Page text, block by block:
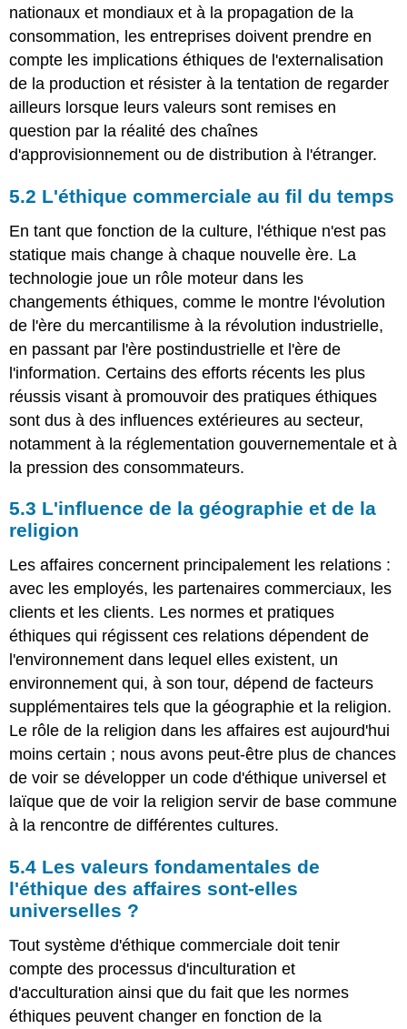
nationaux et mondiaux et à la propagation de la
consommation, les entreprises doivent prendre en
compte les implications éthiques de l'externalisation
de la production et résister à la tentation de regarder
ailleurs lorsque leurs valeurs sont remises en
question par la réalité des chaînes
d'approvisionnement ou de distribution à l'étranger.
5.2 L'éthique commerciale au fil du temps
En tant que fonction de la culture, l'éthique n'est pas
statique mais change à chaque nouvelle ère. La
technologie joue un rôle moteur dans les
changements éthiques, comme le montre l'évolution
de l'ère du mercantilisme à la révolution industrielle,
en passant par l'ère postindustrielle et l'ère de
l'information. Certains des efforts récents les plus
réussis visant à promouvoir des pratiques éthiques
sont dus à des influences extérieures au secteur,
notamment à la réglementation gouvernementale et à
la pression des consommateurs.
5.3 L'influence de la géographie et de la
religion
Les affaires concernent principalement les relations :
avec les employés, les partenaires commerciaux, les
clients et les clients. Les normes et pratiques
éthiques qui régissent ces relations dépendent de
l'environnement dans lequel elles existent, un
environnement qui, à son tour, dépend de facteurs
supplémentaires tels que la géographie et la religion.
Le rôle de la religion dans les affaires est aujourd'hui
moins certain ; nous avons peut-être plus de chances
de voir se développer un code d'éthique universel et
laïque que de voir la religion servir de base commune
à la rencontre de différentes cultures.
5.4 Les valeurs fondamentales de
l'éthique des affaires sont-elles
universelles ?
Tout système d'éthique commerciale doit tenir
compte des processus d'inculturation et
d'acculturation ainsi que du fait que les normes
éthiques peuvent changer en fonction de la